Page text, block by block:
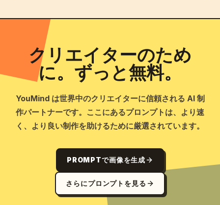
クリエイターのため
に。ずっと無料。
YouMind は世界中のクリエイターに信頼される AI 制
作パートナーです。ここにあるプロンプトは、より速
く、より良い制作を助けるために厳選されています。
PROMPTで画像を生成
さらにプロンプトを見る